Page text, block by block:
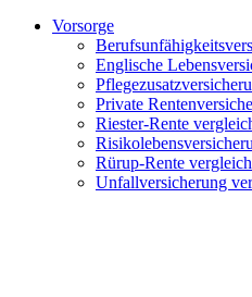
Vorsorge
Englische
Private
Riester-Rente
Rürup-Rente
Unfallversicherung